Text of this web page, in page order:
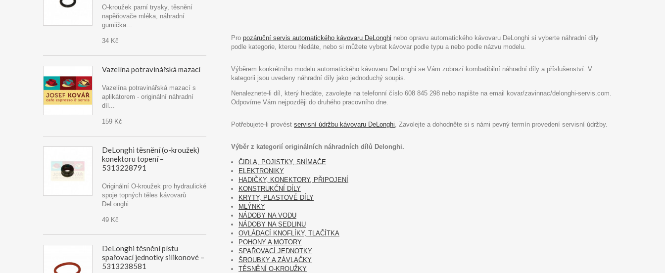
O-kroužek parní trysky, těsnění
napěňovače mléka, náhradní
gumička...
34 Kč
Vazelína potravinářská mazací
Vazelína potravinářská mazací s
aplikátorem - originální náhradní
díl...
159 Kč
DeLonghi těsnění (o-kroužek)
konektoru topení –
5313228791
Originální O-kroužek pro hydraulické
spoje topných těles kávovarů
DeLonghi
49 Kč
DeLonghi těsnění pístu
spařovací jednotky silikonové –
5313238581
Pro pozáruční servis automatického kávovaru DeLonghi nebo opravu automatického kávovaru DeLonghi si vyberte náhradní díly
podle kategorie, kterou hledáte, nebo si můžete vybrat kávovar podle typu a nebo podle názvu modelu.
Výběrem konkrétního modelu automatického kávovaru DeLonghi se Vám zobrazí kombatibilní náhradní díly a příslušenství. V
kategorii jsou uvedeny náhradní díly jako jednoduchý soupis.
Nenaleznete-li díl, který hledáte, zavolejte na telefonní číslo 608 845 298 nebo napište na email kovar/zavinnac/delonghi-servis.com.
Odpovíme Vám nejpozději do druhého pracovního dne.
Potřebujete-li provést servisní údržbu kávovaru DeLonghi, Zavolejte a dohodněte si s námi pevný termín provedení servisní údržby.
Výběr z kategorií originálních náhradních dílů Delonghi.
ČIDLA, POJISTKY, SNÍMAČE
ELEKTRONIKY
HADIČKY, KONEKTORY, PŘIPOJENÍ
KONSTRUKČNÍ DÍLY
KRYTY, PLASTOVÉ DÍLY
MLÝNKY
NÁDOBY NA VODU
NÁDOBY NA SEDLINU
OVLÁDACÍ KNOFLÍKY, TLAČÍTKA
POHONY A MOTORY
SPAŘOVACÍ JEDNOTKY
ŠROUBKY A ZÁVLAČKY
TĚSNĚNÍ O-KROUŽKY